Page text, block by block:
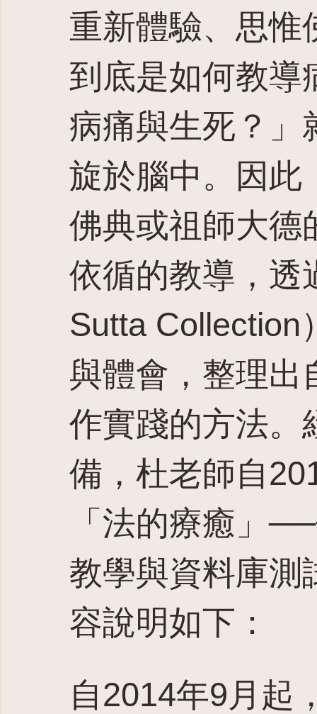
重新體驗、思惟
到底是如何教導
病痛與生死？」
旋於腦中。因此
佛典或祖師大德
依循的教導，透
Sutta Collection
與體會，整理出
作實踐的方法。
備，杜老師自
「法的療癒」
教學與資料庫測
容說明如下：
自2014年9月起